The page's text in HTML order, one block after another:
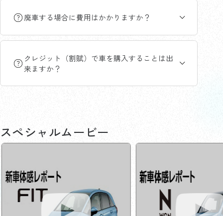
廃車する場合に費用はかかりますか？
クレジット（割賦）で車を購入することは出
来ますか？
スペシャルムービー